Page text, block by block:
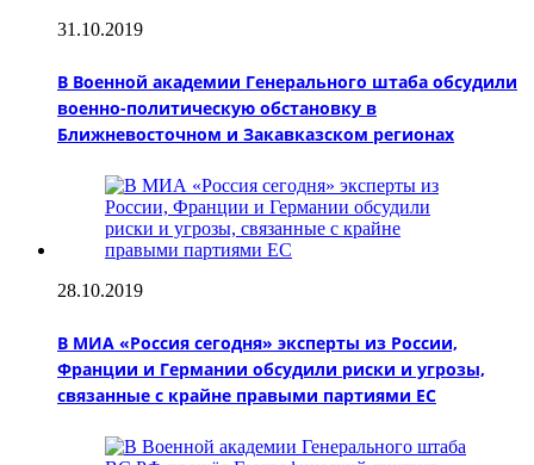
31.10.2019
В Военной академии Генерального штаба обсудили
военно-политическую обстановку в
Ближневосточном и Закавказском регионах
28.10.2019
В МИА «Россия сегодня» эксперты из России,
Франции и Германии обсудили риски и угрозы,
связанные с крайне правыми партиями ЕС